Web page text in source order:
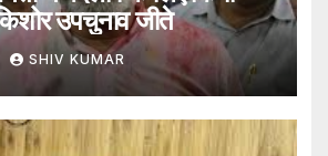
उपचुनाव जीते
SHIV KUMAR